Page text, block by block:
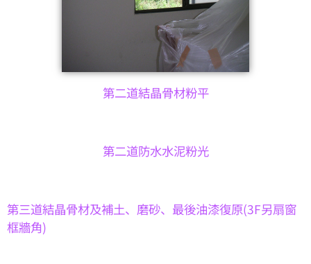
第二道結晶骨材粉平
第二道防水水泥粉光
第三道結晶骨材及補土、磨砂、最後油漆復原(3F另扇窗
框牆角)